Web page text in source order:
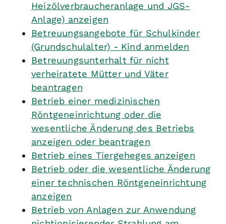
Heizölverbraucheranlage und JGS-
Anlage) anzeigen
Betreuungsangebote für Schulkinder
(Grundschulalter) - Kind anmelden
Betreuungsunterhalt für nicht
verheiratete Mütter und Väter
beantragen
Betrieb einer medizinischen
Röntgeneinrichtung oder die
wesentliche Änderung des Betriebs
anzeigen oder beantragen
Betrieb eines Tiergeheges anzeigen
Betrieb oder die wesentliche Änderung
einer technischen Röntgeneinrichtung
anzeigen
Betrieb von Anlagen zur Anwendung